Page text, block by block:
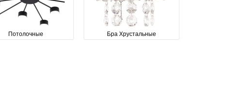
Потолочные Бра Хрустальные